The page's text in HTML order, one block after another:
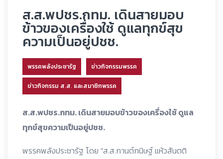
ส.ส.พปชร.กทม. เดินสายมอบ
ข้าวของเครื่องใช้ ดูแลทุกข์สุข
ความเป็นอยู่ปชช.
พรรคพลังประชารัฐ ข่าวกิจกรรมพรรค
ข่าวกิจกรรม ส.ส. และสมาชิกพรรค
ส.ส.พปชร.กทม. เดินสายมอบข้าวของเครื่องใช้ ดูแล
ทุกข์สุขความเป็นอยู่ปชช.
พรรคพลังประชารัฐ โดย “ส.ส.กานต์กนิษฐ์ แห้วสันตติ